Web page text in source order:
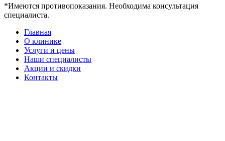
*Имеются противопоказания. Необходима консультация
специалиста.
Главная
О клинике
Услуги и цены
Наши специалисты
Акции и скидки
Контакты